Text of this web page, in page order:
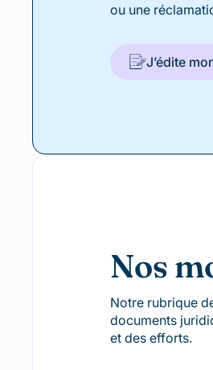
ou une
J’édite
Nos
Notre rubrique
documents
et des efforts.